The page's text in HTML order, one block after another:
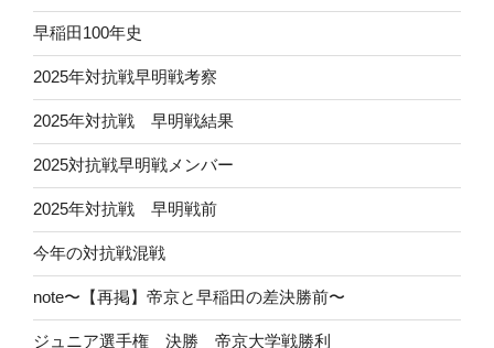
早稲田100年史
2025年対抗戦早明戦考察
2025年対抗戦 早明戦結果
2025対抗戦早明戦メンバー
2025年対抗戦 早明戦前
今年の対抗戦混戦
note〜【再掲】帝京と早稲田の差決勝前〜
ジュニア選手権 決勝 帝京大学戦勝利